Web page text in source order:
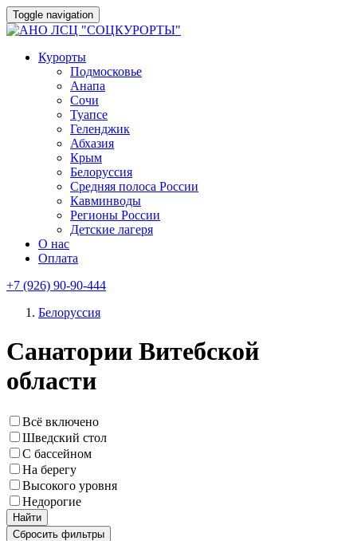
Toggle navigation
Курорты
Подмосковье
Анапа
Сочи
Туапсе
Геленджик
Абхазия
Крым
Белоруссия
Средняя полоса России
Кавминводы
Регионы России
Детские лагеря
О нас
Оплата
+7 (926) 90-90-444
Белоруссия
Санатории Витебской
области
Всё включено
Шведский стол
С бассейном
На берегу
Высокого уровня
Недорогие
Найти
Сбросить фильтры